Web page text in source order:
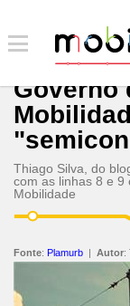
Governo
Thiago Silva, do
com as linhas 8 e 9
Mobilidade
Fonte: Plamurb | Autor: